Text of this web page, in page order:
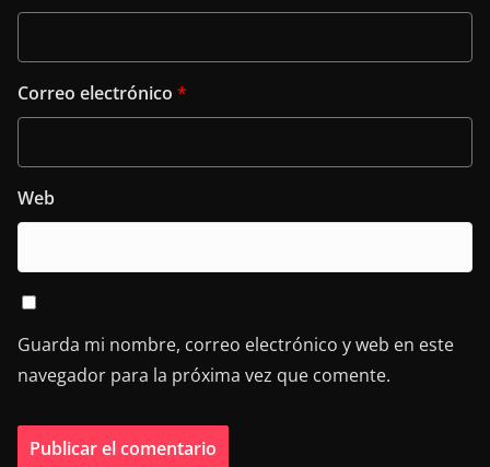
Correo electrónico *
Web
Guarda mi nombre, correo electrónico y web en este
navegador para la próxima vez que comente.